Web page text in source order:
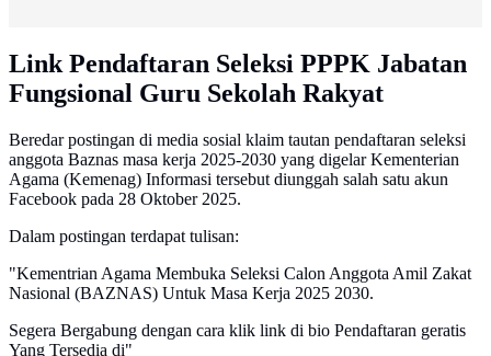
Link Pendaftaran Seleksi PPPK Jabatan
Fungsional Guru Sekolah Rakyat
Beredar postingan di media sosial klaim tautan pendaftaran seleksi
anggota Baznas masa kerja 2025-2030 yang digelar Kementerian
Agama (Kemenag) Informasi tersebut diunggah salah satu akun
Facebook pada 28 Oktober 2025.
Dalam postingan terdapat tulisan:
"Kementrian Agama Membuka Seleksi Calon Anggota Amil Zakat
Nasional (BAZNAS) Untuk Masa Kerja 2025 2030.
Segera Bergabung dengan cara klik link di bio Pendaftaran geratis
Yang Tersedia di"